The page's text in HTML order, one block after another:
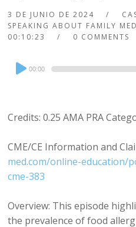
3 DE JUNIO DE 2024
SPEAKING ABOUT FAMILY
00:10:23
0 COMMENTS
Audio
Player
00:00
Credits: 0.25 AMA PRA
CME/CE Information and
med.com/online-education/
cme-383
Overview: This episode
the prevalence of food